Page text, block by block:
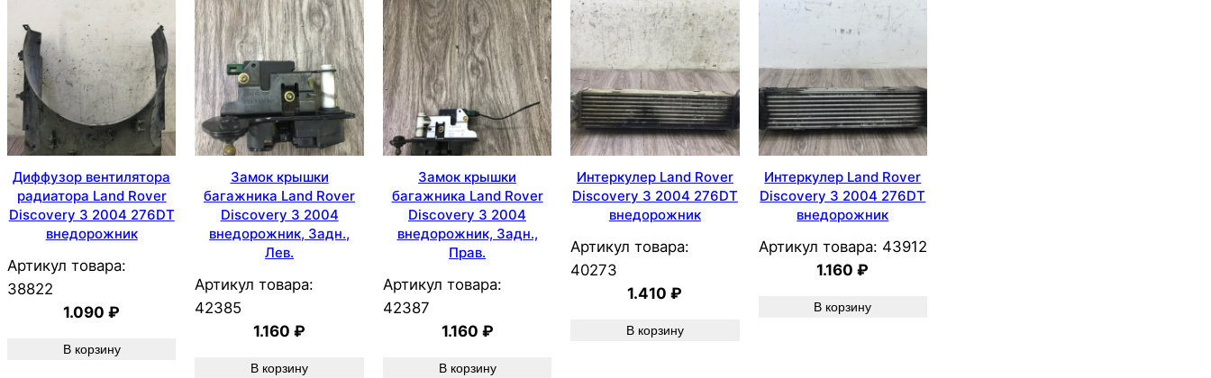
Диффузор вентилятора
радиатора Land Rover
Discovery 3 2004 276DT
внедорожник
Артикул товара:
38822
1.090₽
В корзину
Замок крышки
багажника Land Rover
Discovery 3 2004
внедорожник, Задн.,
Лев.
Артикул товара:
42385
1.160₽
В корзину
Замок крышки
багажника Land Rover
Discovery 3 2004
внедорожник, Задн.,
Прав.
Артикул товара:
42387
1.160 ₽
В корзину
Интеркулер Land Rover
Discovery 3 2004 276DT
внедорожник
Артикул товара:
40273
1.410₽
В корзину
Интеркулер Land Rover
Discovery 3 2004 276DT
внедорожник
Артикул товара: 43912
1.160₽
В корзину